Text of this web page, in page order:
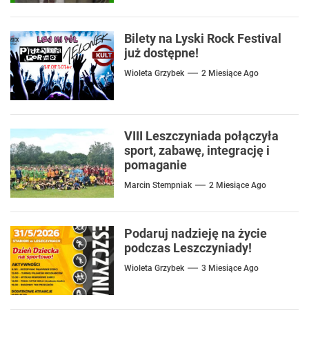
Bilety na Lyski Rock Festival
już dostępne!
Wioleta Grzybek 2 Miesiące Ago
VIII Leszczyniada połączyła
sport, zabawę, integrację i
pomaganie
Marcin Stempniak 2 Miesiące Ago
Podaruj nadzieję na życie
podczas Leszczyniady!
Wioleta Grzybek 3 Miesiące Ago